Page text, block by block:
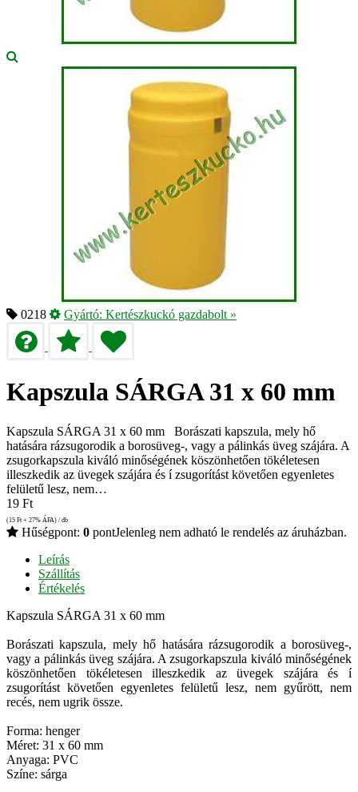
0218 Gyártó: Kertészkuckó gazdabolt »
Kapszula SÁRGA 31 x 60 mm
Kapszula SÁRGA 31 x 60 mm Borászati kapszula, mely hő
hatására rázsugorodik a borosüveg-, vagy a pálinkás üveg szájára. A
zsugorkapszula kiváló minőségének köszönhetően tökéletesen
illeszkedik az üvegek szájára és í zsugorítást követően egyenletes
felületű lesz, nem…
19 Ft
(15 Ft + 27% ÁFA) / db
Hűségpont: 0 pontJelenleg nem adható le rendelés az áruházban.
Leírás
Szállítás
Értékelés
Kapszula SÁRGA 31 x 60 mm
Borászati kapszula, mely hő hatására rázsugorodik a borosüveg-,
vagy a pálinkás üveg szájára. A zsugorkapszula kiváló minőségének
köszönhetően tökéletesen illeszkedik az üvegek szájára és í
zsugorítást követően egyenletes felületű lesz, nem gyűrött, nem
recés, nem ugrik össze.
Forma: henger
Méret: 31 x 60 mm
Anyaga: PVC
Színe: sárga